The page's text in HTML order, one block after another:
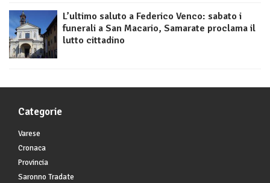
L’ultimo saluto a Federico Venco: sabato i
funerali a San Macario, Samarate proclama il
lutto cittadino
Categorie
Varese
Cronaca
Provincia
Saronno Tradate